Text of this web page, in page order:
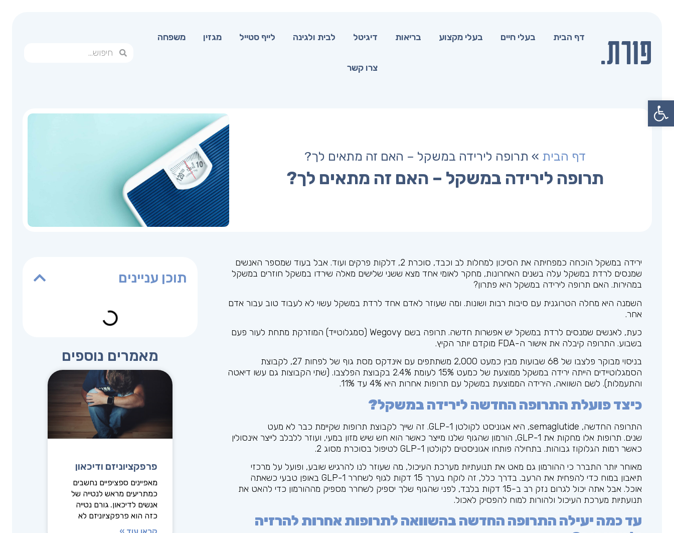
פתח סרגל נגישות
דף הבית בעלי חיים בעלי מקצוע בריאות דיגיטל לבית ולגינה לייף סטייל מגזין משפחה
צרו קשר
דף הבית » תרופה לירידה במשקל – האם זה מתאים לך?
תרופה לירידה במשקל – האם זה מתאים לך?
ירידה במשקל הוכחה כמפחיתה את הסיכון למחלות לב וכבד, סוכרת 2, דלקות פרקים ועוד. אבל בעוד שמספר האנשים
שמנסים לרדת במשקל עלה בשנים האחרונות, מחקר לאומי אחד מצא ששני שלישים מאלה שירדו במשקל חוזרים במשקל
במהירות. האם תרופה לירידה במשקל היא פתרון?
השמנה היא מחלה הטרוגנית עם סיבות רבות ושונות. ומה שעוזר לאדם אחד לרדת במשקל עשוי לא לעבוד טוב עבור אדם
אחר.
כעת, לאנשים שמנסים לרדת במשקל יש אפשרות חדשה. תרופה בשם Wegovy (סמגלוטייד) המוזרקת מתחת לעור פעם
בשבוע. התרופה קיבלה את אישור ה-FDA מוקדם יותר הקיץ.
בניסוי מבוקר פלצבו של 68 שבועות מבין כמעט 2,000 משתתפים עם אינדקס מסת גוף של לפחות 27, לקבוצת
הסמגלוטיידים הייתה ירידה במשקל ממוצעת של כמעט 15% לעומת 2.4% בקבוצת הפלצבו. (שתי הקבוצות גם עשו דיאטה
והתעמלות). לשם השוואה, הירידה הממוצעת במשקל עם תרופות אחרות היא 4% עד 11%.
כיצד פועלת התרופה החדשה לירידה במשקל?
התרופה החדשה, semaglutide, היא אגוניסט לקולטן GLP-1. זה שייך לקבוצת תרופות שקיימת כבר לא מעט
שנים. תרופות אלו מחקות את GLP-1, הורמון שהגוף שלנו מייצר כאשר הוא חש שיש מזון במעי, ועוזר ללבלב לייצר אינסולין
כאשר רמות הגלוקוז גבוהות. בתחילה פותחו אגוניסטים לקולטן GLP-1 לטיפול בסוכרת מסוג 2.
מאוחר יותר התברר כי ההורמון גם מאט את תנועתיות מערכת העיכול, מה שעוזר לנו להרגיש שובע, ופועל על מרכזי
תיאבון במוח כדי להפחית את הרעב. בדרך כלל, זה לוקח בערך 15 דקות לגוף לשחרר GLP-1 באופן טבעי כשאתה
אוכל. אבל אתה יכול לגרום נזק רב ב-15 דקות בלבד, לפני שהגוף שלך יספיק לשחרר מספיק מההורמון כדי להאט את
תנועתיות מערכת העיכול ולהורות למוח להפסיק לאכול.
עד כמה יעילה התרופה החדשה בהשוואה לתרופות אחרות להרזיה
תוכן עניינים
מאמרים נוספים
פרפקציוניזם ודיכאון
מאפיינים ספציפיים נחשבים
כמתריעים מראש לנטייה של
אנשים לדיכאון. גורם נטייה
כזה הוא פרפקציוניזם לא